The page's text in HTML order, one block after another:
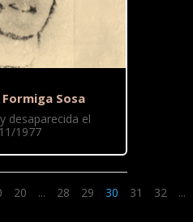
Sosa
desaparecida el
1977
20 ... 28 29 30 31 32 ...